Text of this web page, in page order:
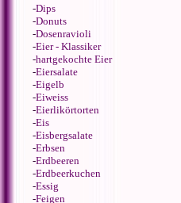
-Dips
-Donuts
-Dosenravioli
-Eier - Klassiker
-hartgekochte Eier
-Eiersalate
-Eigelb
-Eiweiss
-Eierlikörtorten
-Eis
-Eisbergsalate
-Erbsen
-Erdbeeren
-Erdbeerkuchen
-Essig
-Feigen